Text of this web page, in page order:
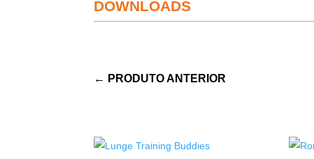
DOWNLOADS
← PRODUTO ANTERIOR